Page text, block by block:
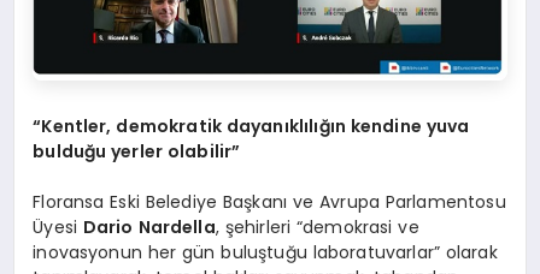
“Kentler, demokratik dayanıklılığın kendine yuva
bulduğu yerler olabilir”
Floransa Eski Belediye Başkanı ve Avrupa Parlamentosu
Üyesi Dario Nardella, şehirleri “demokrasi ve
inovasyonun her gün buluştuğu laboratuvarlar” olarak